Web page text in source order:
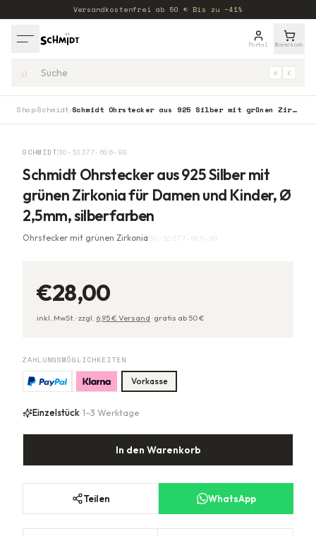
Versandkostenfrei ab 50 € Bis zu −41%
Portal Warenkorb
⌕ ⌘ K
Shop›Schmidt › Schmidt Ohrstecker aus 925 Silber mit grünen Zirkonia für Damen und Kinder, Ø 2,5mm, silberfarben
SCHMIDT 30-10377-606-99
Schmidt Ohrstecker aus 925 Silber mit
grünen Zirkonia für Damen und Kinder, Ø
2,5mm, silberfarben
Ohrstecker mit grünen Zirkonia 30-10377-606-99
€28,00
inkl. MwSt. ·zzgl. 6,95€ Versand ·gratis ab 50€
ZAHLUNGSMÖGLICHKEITEN
Vorkasse
Einzelstück· 1–3 Werktage
In den Warenkorb
Teilen WhatsApp